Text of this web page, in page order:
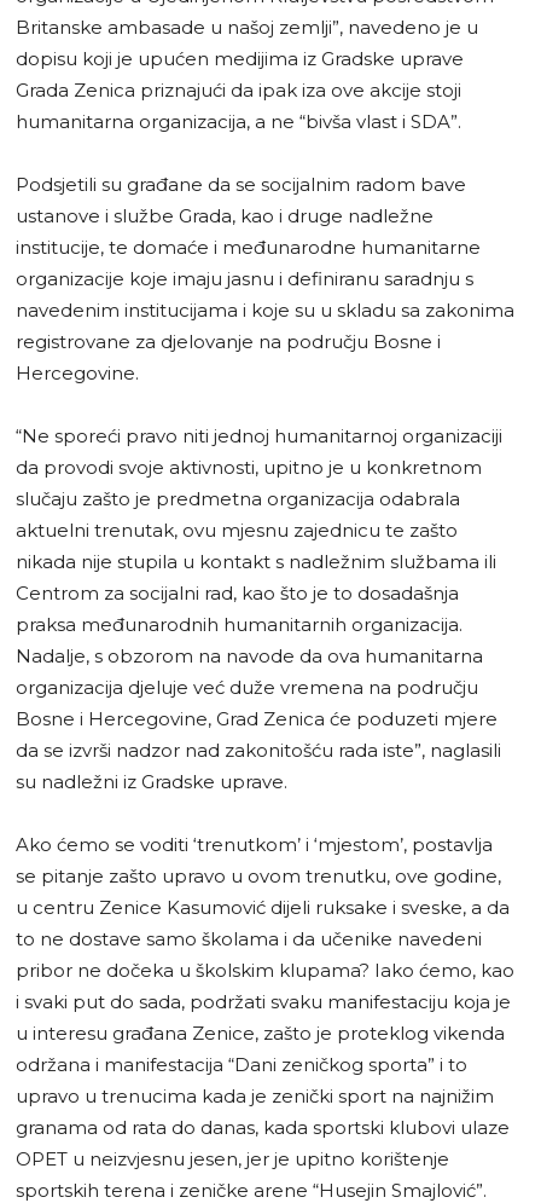
Britanske ambasade u našoj zemlji”, navedeno je u
dopisu koji je upućen medijima iz Gradske uprave
Grada Zenica priznajući da ipak iza ove akcije stoji
humanitarna organizacija, a ne “bivša vlast i SDA”.
Podsjetili su građane da se socijalnim radom bave
ustanove i službe Grada, kao i druge nadležne
institucije, te domaće i međunarodne humanitarne
organizacije koje imaju jasnu i definiranu saradnju s
navedenim institucijama i koje su u skladu sa zakonima
registrovane za djelovanje na području Bosne i
Hercegovine.
“Ne sporeći pravo niti jednoj humanitarnoj organizaciji
da provodi svoje aktivnosti, upitno je u konkretnom
slučaju zašto je predmetna organizacija odabrala
aktuelni trenutak, ovu mjesnu zajednicu te zašto
nikada nije stupila u kontakt s nadležnim službama ili
Centrom za socijalni rad, kao što je to dosadašnja
praksa međunarodnih humanitarnih organizacija.
Nadalje, s obzorom na navode da ova humanitarna
organizacija djeluje već duže vremena na području
Bosne i Hercegovine, Grad Zenica će poduzeti mjere
da se izvrši nadzor nad zakonitošću rada iste”, naglasili
su nadležni iz Gradske uprave.
Ako ćemo se voditi ‘trenutkom’ i ‘mjestom’, postavlja
se pitanje zašto upravo u ovom trenutku, ove godine,
u centru Zenice Kasumović dijeli ruksake i sveske, a da
to ne dostave samo školama i da učenike navedeni
pribor ne dočeka u školskim klupama? Iako ćemo, kao
i svaki put do sada, podržati svaku manifestaciju koja je
u interesu građana Zenice, zašto je proteklog vikenda
održana i manifestacija “Dani zeničkog sporta” i to
upravo u trenucima kada je zenički sport na najnižim
granama od rata do danas, kada sportski klubovi ulaze
OPET u neizvjesnu jesen, jer je upitno korištenje
sportskih terena i zeničke arene “Husejin Smajlović”.